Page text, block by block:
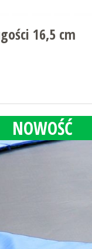
16,5 cm
NOWOŚĆ